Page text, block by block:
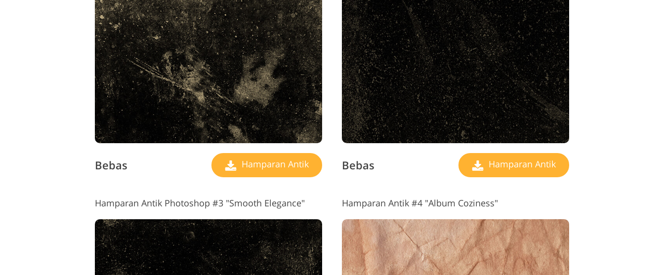
Layanan Perbaikan Produk
Layanan Retouching
Perhiasan
Data Pelatihan AI Layanan Pengeditan Video
Bebas Hamparan Antik Bebas Hamparan Antik
Hamparan Antik Photoshop #3 "Smooth Elegance" Hamparan Antik #4 "Album Coziness"